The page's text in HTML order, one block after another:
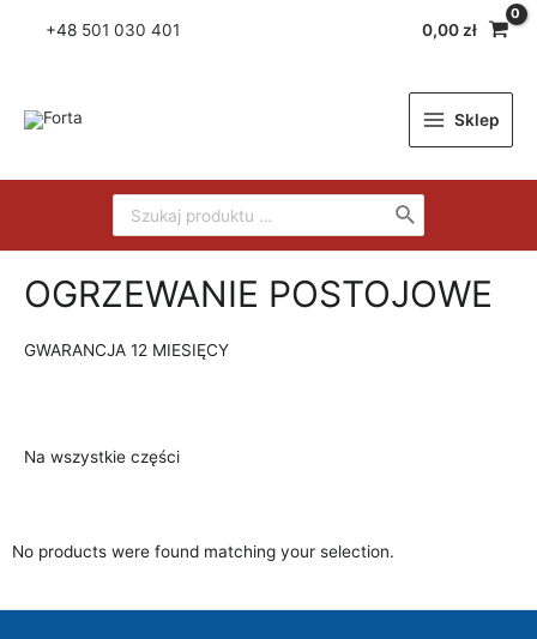
+48 501 030 401 0,00 zł
Sklep
OGRZEWANIE POSTOJOWE
GWARANCJA 12 MIESIĘCY
Na wszystkie części
No products were found matching your selection.